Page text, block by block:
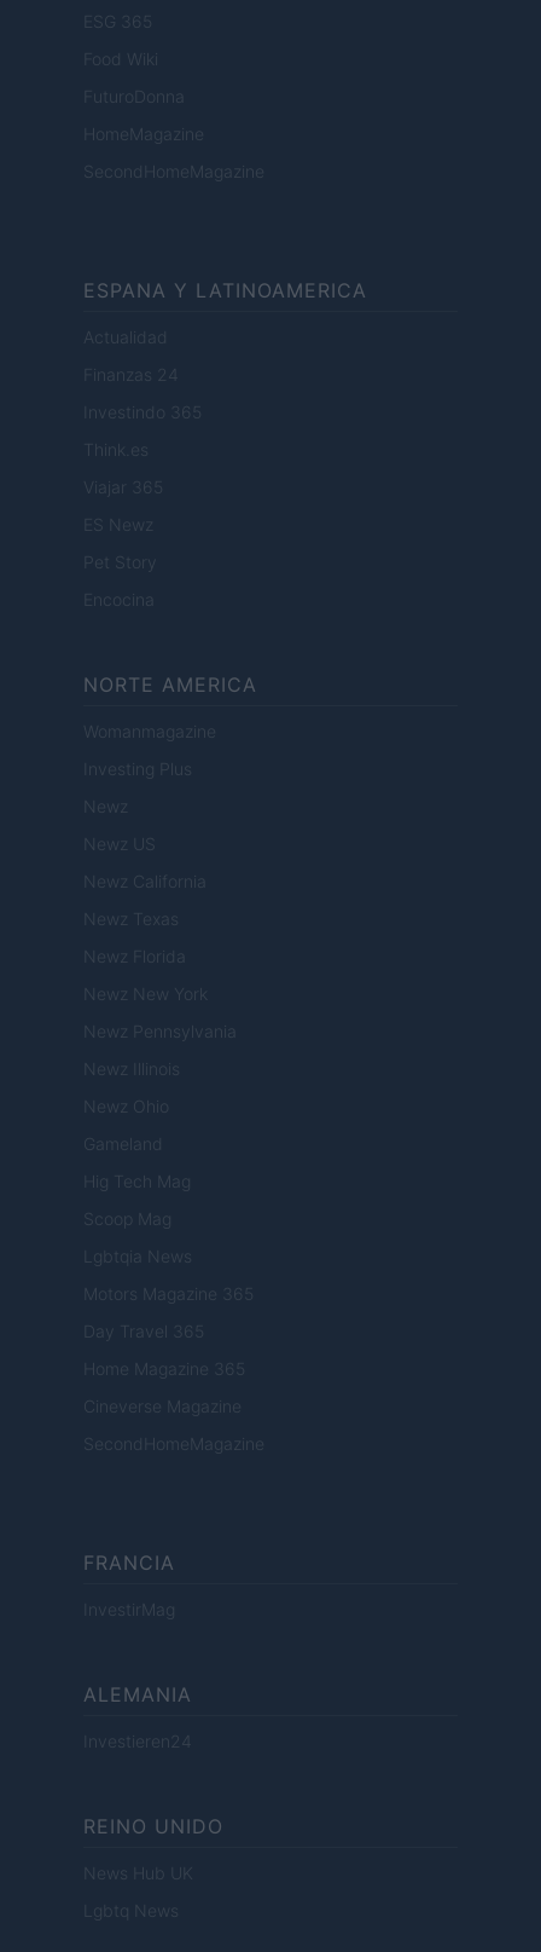
ESG 365
Food Wiki
FuturoDonna
HomeMagazine
SecondHomeMagazine
ESPANA Y LATINOAMERICA
Actualidad
Finanzas 24
Investindo 365
Think.es
Viajar 365
ES Newz
Pet Story
Encocina
NORTE AMERICA
Womanmagazine
Investing Plus
Newz
Newz US
Newz California
Newz Texas
Newz Florida
Newz New York
Newz Pennsylvania
Newz Illinois
Newz Ohio
Gameland
Hig Tech Mag
Scoop Mag
Lgbtqia News
Motors Magazine 365
Day Travel 365
Home Magazine 365
Cineverse Magazine
SecondHomeMagazine
FRANCIA
InvestirMag
ALEMANIA
Investieren24
REINO UNIDO
News Hub UK
Lgbtq News